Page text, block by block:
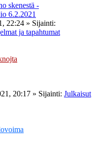
skenestä -
6.2.2021
22:24 » Sijainti:
ja tapahtumat
20:17 » Sijainti: Julkaisut